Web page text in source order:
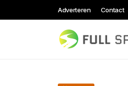
Adverteren Contact